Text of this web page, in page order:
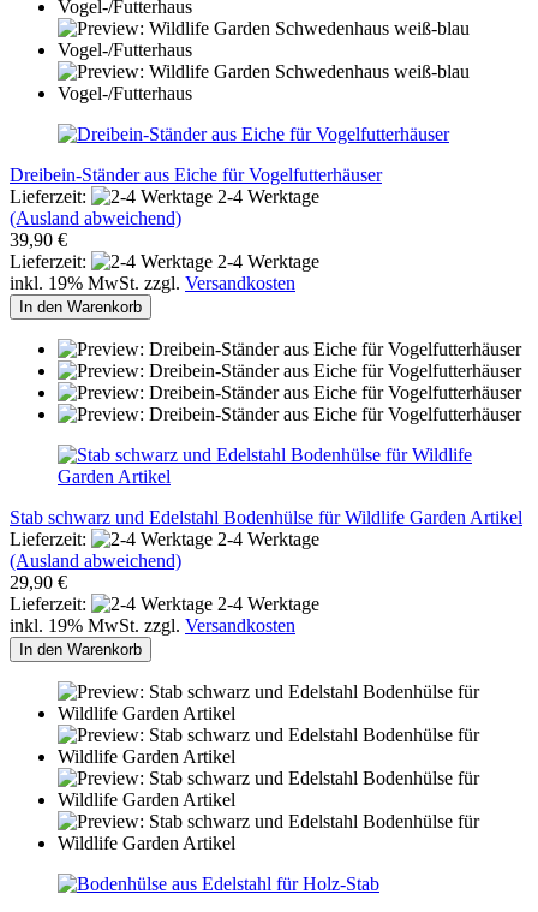
Dreibein-Ständer aus Eiche für Vogelfutterhäuser
Lieferzeit:
2-4 Werktage
(Ausland abweichend)
39,90 €
Lieferzeit:
2-4 Werktage
inkl. 19% MwSt. zzgl. Versandkosten
In den Warenkorb
Stab schwarz und Edelstahl Bodenhülse für Wildlife Garden Artikel
Lieferzeit:
2-4 Werktage
(Ausland abweichend)
29,90 €
Lieferzeit:
2-4 Werktage
inkl. 19% MwSt. zzgl. Versandkosten
In den Warenkorb